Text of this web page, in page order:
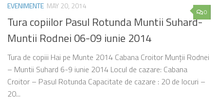
0
EVENIMENTE MAY 20, 2014
Tura copiilor Pasul Rotunda Muntii Suhard-
Muntii Rodnei 06-09 iunie 2014
Tura de copiii Hai pe Munte 2014 Cabana Croitor Munţii Rodnei
– Muntii Suhard 6-9 iunie 2014 Locul de cazare: Cabana
Croitor – Pasul Rotunda Capacitate de cazare : 20 de locuri –
20...